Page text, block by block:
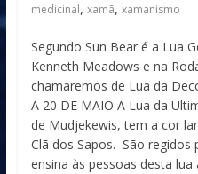
medicinal, xamã, xamanismo
Segundo Sun Bear é a Lua
Kenneth Meadows e na
chamaremos de Lua da
A 20 DE MAIO A Lua da
de Mudjekewis, tem a cor
Clã dos Sapos. São regidos
ensina às pessoas desta